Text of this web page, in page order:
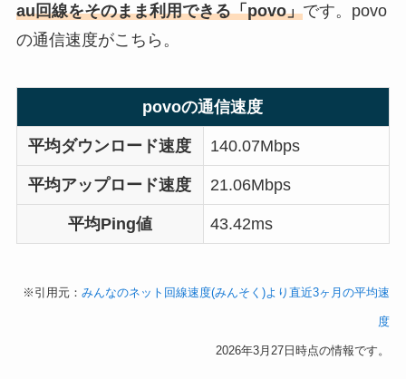
au回線をそのまま利用できる「povo」です。povo
の通信速度がこちら。
povoの通信速度
平均ダウンロード速度 140.07Mbps
平均アップロード速度 21.06Mbps
平均Ping値 43.42ms
※引用元：みんなのネット回線速度(みんそく)より直近3ヶ月の平均速
度
2026年3月27日時点の情報です。